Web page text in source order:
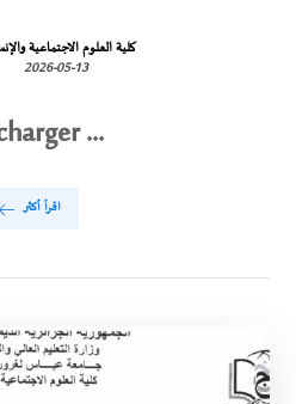
كلية العلوم الاجتماعية
2026-05-13
...
اقرأ أكثر